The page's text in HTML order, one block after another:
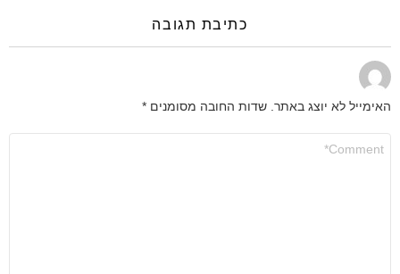
כתיבת תגובה
האימייל לא יוצג באתר. שדות החובה מסומנים *
שלך